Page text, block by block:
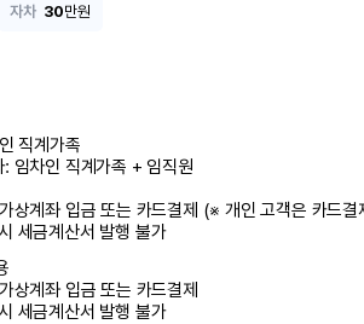
자차 30만원
직계가족
: 임차인 직계가족 + 임직원
상계좌 입금 또는 카드결제 (※ 개인 고객은 카드결
세금계산서 발행 불가
상계좌 입금 또는 카드결제
세금계산서 발행 불가